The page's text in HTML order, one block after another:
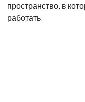
пространство, в
работать.